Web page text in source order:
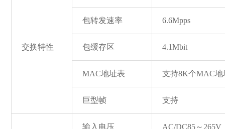
交换特性
包转发速率 6.6Mpps
包缓存区 4.1Mbit
MAC地址表 支持8K个MAC地
巨型帧 支持
输入电压 AC/DC85～265V